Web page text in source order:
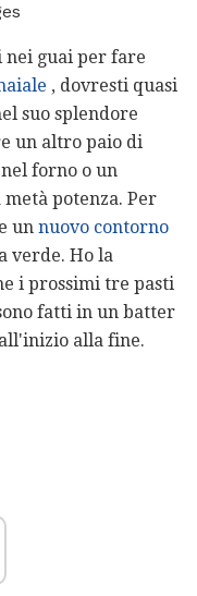
nei guai per fare
, dovresti quasi
suo splendore
un altro paio di
forno o un
potenza. Per
un nuovo contorno
verde. Ho la
i prossimi tre pasti
fatti in un batter
alla fine.